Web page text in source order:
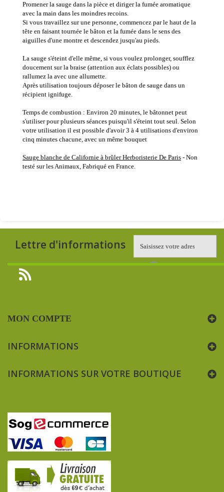
Promener la sauge dans la pièce et diriger la fumée aromatique
avec la main dans les moindres recoins.
Si vous travaillez sur une personne, commencez par le haut de la
tête en faisant tournée le bâton et la fumée dans le sens des
aiguilles d'une montre et descendez jusqu'au pieds.
La sauge s'éteint d'elle même, si vous voulez prolonger, soufflez
doucement sur la braise (attention aux éclats possibles) ou
rallumez la avec une allumette.
Après utilisation toujours déposer le bâton de sauge dans un
récipient ignifuge.
Temps de combustion : Environ 20 minutes, le bâtonnet peut
s'utiliser pour plusieurs séances puisqu'il s'éteint tout seul. Selon
votre utilisation il est possible d'avoir 3 à 4 utilisations d'environ
cinq minutes chacune, avec un même bouquet
Sauge blanche de Californie à brûler Herboristerie De Paris - Non
testé sur les Animaux, Fabriqué en France.
Lettre d'informations
MON COMPTE
INFORMATIONS
INFORMATIONS SUR VOTRE BOUTIQUE